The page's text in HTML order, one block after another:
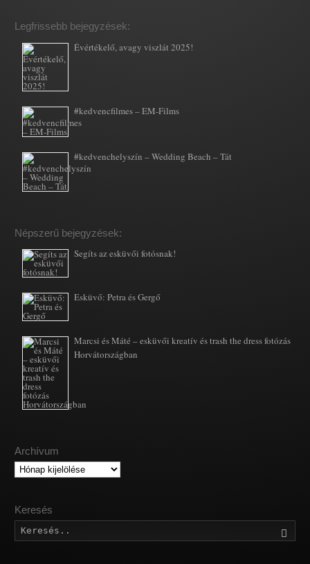
Legfrissebb bejegyzések:
Évértékelő, avagy viszlát 2025!
#kedvencfilmes – EM-Films
#kedvenchelyszín – Wedding Beach – Tát
Népszerű bejegyzések:
Segíts az esküvői fotósnak!
Esküvő: Petra és Gergő
Marcsi és Máté – esküvői kreatív és trash the dress fotózás
Horvátországban
Archívum
Archívum
Keresés